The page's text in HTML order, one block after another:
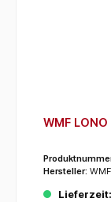
WMF
Hersteller: WMF
Lieferzeit: